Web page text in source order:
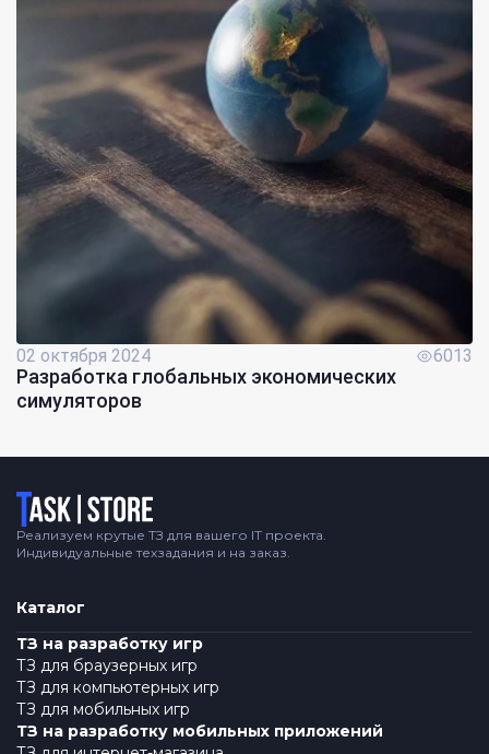
02 октября 2024 6013
Разработка глобальных экономических
симуляторов
Логотип
Реализуем крутые ТЗ для вашего IT проекта.
Индивидуальные техзадания и на заказ.
Каталог
ТЗ на разработку игр
ТЗ для браузерных игр
ТЗ для компьютерных игр
ТЗ для мобильных игр
ТЗ на разработку мобильных приложений